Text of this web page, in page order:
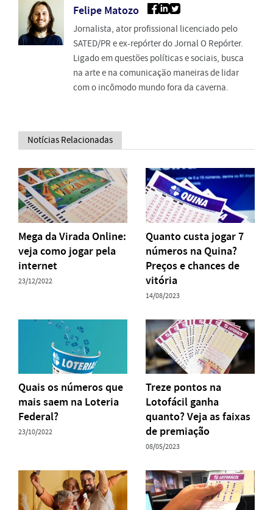
Felipe Matozo
Jornalista, ator profissional licenciado pelo
SATED/PR e ex-repórter do Jornal O Repórter.
Ligado em questões políticas e sociais, busca
na arte e na comunicação maneiras de lidar
com o incômodo mundo fora da caverna.
Notícias Relacionadas
Mega da Virada Online:
veja como jogar pela
internet
23/12/2022
Quanto custa jogar 7
números na Quina?
Preços e chances de
vitória
14/08/2023
Quais os números que
mais saem na Loteria
Federal?
23/10/2022
Treze pontos na
Lotofácil ganha
quanto? Veja as faixas
de premiação
08/05/2023